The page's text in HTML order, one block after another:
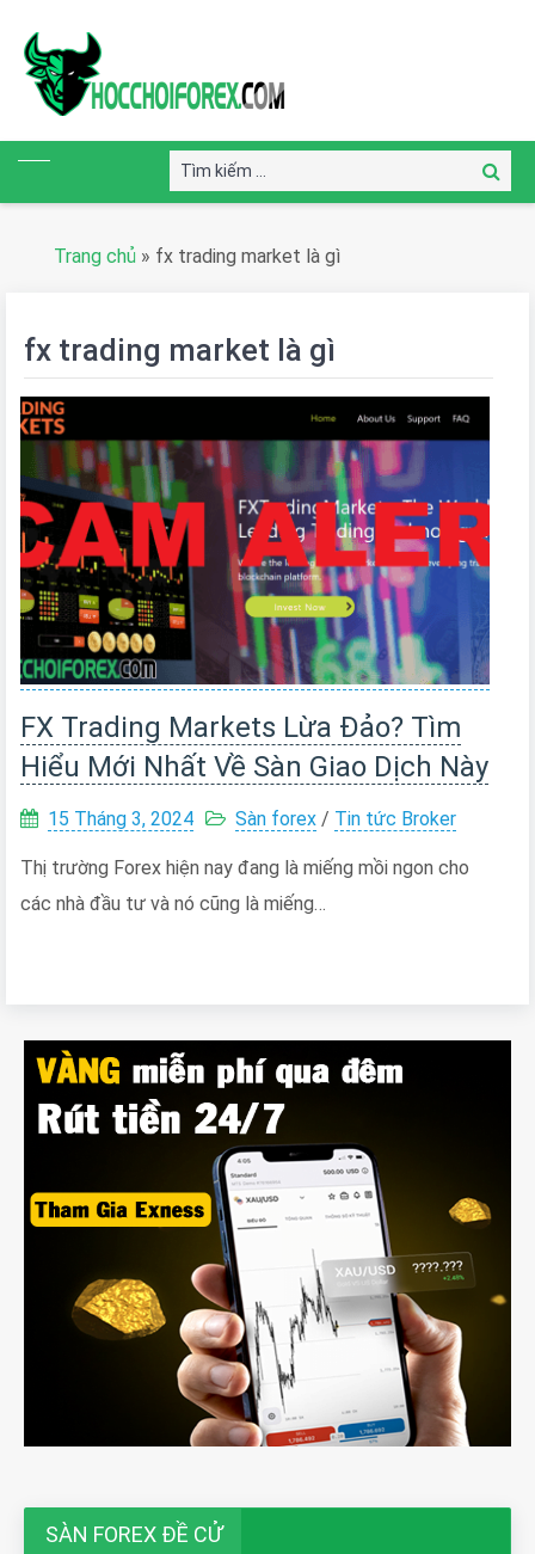
Tìm
kiếm:
Tìm
kiếm
Trang chủ » fx trading market là gì
fx trading market là gì
FX Trading Markets Lừa Đảo? Tìm
Hiểu Mới Nhất Về Sàn Giao Dịch Này
15 Tháng 3, 2024 Sàn forex / Tin tức Broker
Thị trường Forex hiện nay đang là miếng mồi ngon cho
các nhà đầu tư và nó cũng là miếng…
SÀN FOREX ĐỀ CỬ